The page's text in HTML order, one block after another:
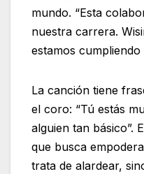
mundo. “Esta
nuestra carrera.
estamos
La canción tiene
el coro: “Tú estás
alguien tan básico”.
que busca
trata de alardear,